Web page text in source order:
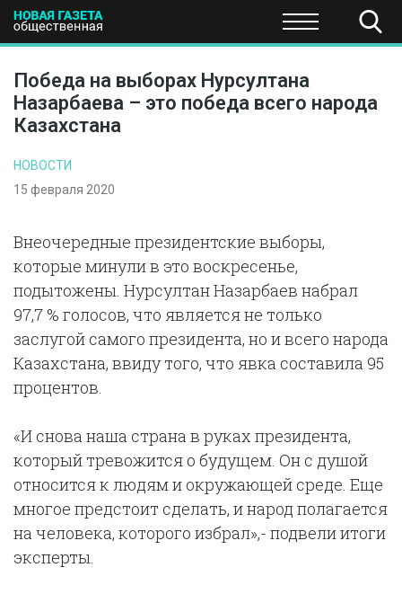
ПОЛИТИКА ЭКОНОМИКА НАУКА И
Победа на выборах Нурсултана
Назарбаева – это победа всего народа
Казахстана
НОВОСТИ
15 февраля 2020
Внеочередные президентские выборы,
которые минули в это воскресенье,
подытожены. Нурсултан Назарбаев набрал
97,7 % голосов, что является не только
заслугой самого президента, но и всего народа
Казахстана, ввиду того, что явка составила 95
процентов.
«И снова наша страна в руках президента,
который тревожится о будущем. Он с душой
относится к людям и окружающей среде. Еще
многое предстоит сделать, и народ полагается
на человека, которого избрал»,- подвели итоги
эксперты.